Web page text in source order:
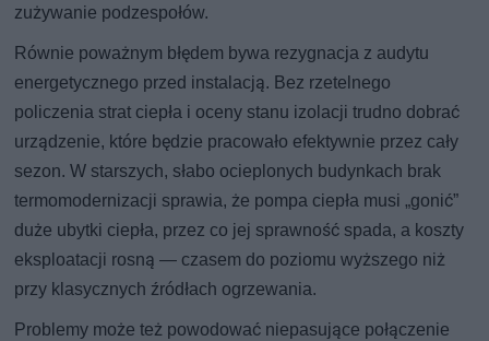
zużywanie podzespołów.
Równie poważnym błędem bywa rezygnacja z audytu
energetycznego przed instalacją. Bez rzetelnego
policzenia strat ciepła i oceny stanu izolacji trudno dobrać
urządzenie, które będzie pracowało efektywnie przez cały
sezon. W starszych, słabo ocieplonych budynkach brak
termomodernizacji sprawia, że pompa ciepła musi „gonić”
duże ubytki ciepła, przez co jej sprawność spada, a koszty
eksploatacji rosną — czasem do poziomu wyższego niż
przy klasycznych źródłach ogrzewania.
Problemy może też powodować niepasujące połączenie